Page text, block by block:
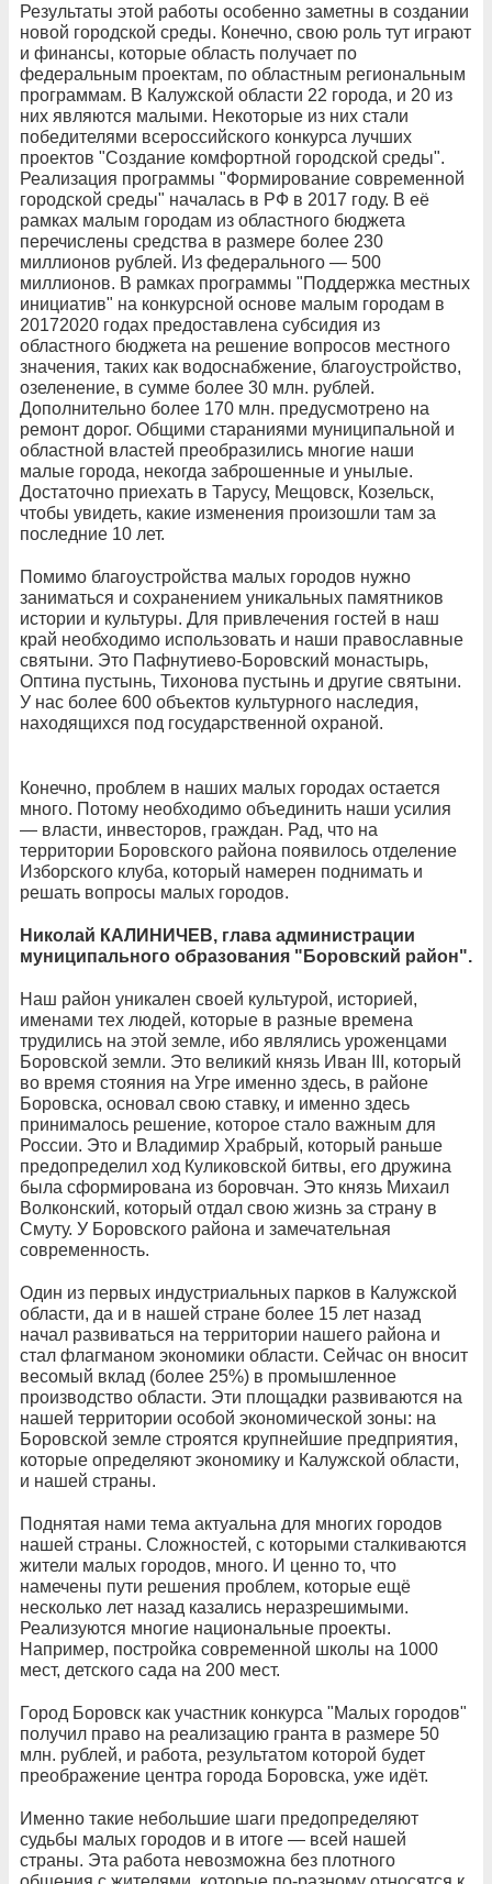
Результаты этой работы особенно заметны в создании
новой городской среды. Конечно, свою роль тут играют
и финансы, которые область получает по
федеральным проектам, по областным региональным
программам. В Калужской области 22 города, и 20 из
них являются малыми. Некоторые из них стали
победителями всероссийского конкурса лучших
проектов "Создание комфортной городской среды".
Реализация программы "Формирование современной
городской среды" началась в РФ в 2017 году. В её
рамках малым городам из областного бюджета
перечислены средства в размере более 230
миллионов рублей. Из федерального — 500
миллионов. В рамках программы "Поддержка местных
инициатив" на конкурсной основе малым городам в
20172020 годах предоставлена субсидия из
областного бюджета на решение вопросов местного
значения, таких как водоснабжение, благоустройство,
озеленение, в сумме более 30 млн. рублей.
Дополнительно более 170 млн. предусмотрено на
ремонт дорог. Общими стараниями муниципальной и
областной властей преобразились многие наши
малые города, некогда заброшенные и унылые.
Достаточно приехать в Тарусу, Мещовск, Козельск,
чтобы увидеть, какие изменения произошли там за
последние 10 лет.
Помимо благоустройства малых городов нужно
заниматься и сохранением уникальных памятников
истории и культуры. Для привлечения гостей в наш
край необходимо использовать и наши православные
святыни. Это Пафнутиево-Боровский монастырь,
Оптина пустынь, Тихонова пустынь и другие святыни.
У нас более 600 объектов культурного наследия,
находящихся под государственной охраной.
Конечно, проблем в наших малых городах остается
много. Потому необходимо объединить наши усилия
— власти, инвесторов, граждан. Рад, что на
территории Боровского района появилось отделение
Изборского клуба, который намерен поднимать и
решать вопросы малых городов.
Николай КАЛИНИЧЕВ, глава администрации
муниципального образования "Боровский район".
Наш район уникален своей культурой, историей,
именами тех людей, которые в разные времена
трудились на этой земле, ибо являлись уроженцами
Боровской земли. Это великий князь Иван III, который
во время стояния на Угре именно здесь, в районе
Боровска, основал свою ставку, и именно здесь
принималось решение, которое стало важным для
России. Это и Владимир Храбрый, который раньше
предопределил ход Куликовской битвы, его дружина
была сформирована из боровчан. Это князь Михаил
Волконский, который отдал свою жизнь за страну в
Смуту. У Боровского района и замечательная
современность.
Один из первых индустриальных парков в Калужской
области, да и в нашей стране более 15 лет назад
начал развиваться на территории нашего района и
стал флагманом экономики области. Сейчас он вносит
весомый вклад (более 25%) в промышленное
производство области. Эти площадки развиваются на
нашей территории особой экономической зоны: на
Боровской земле строятся крупнейшие предприятия,
которые определяют экономику и Калужской области,
и нашей страны.
Поднятая нами тема актуальна для многих городов
нашей страны. Сложностей, с которыми сталкиваются
жители малых городов, много. И ценно то, что
намечены пути решения проблем, которые ещё
несколько лет назад казались неразрешимыми.
Реализуются многие национальные проекты.
Например, постройка современной школы на 1000
мест, детского сада на 200 мест.
Город Боровск как участник конкурса "Малых городов"
получил право на реализацию гранта в размере 50
млн. рублей, и работа, результатом которой будет
преображение центра города Боровска, уже идёт.
Именно такие небольшие шаги предопределяют
судьбы малых городов и в итоге — всей нашей
страны. Эта работа невозможна без плотного